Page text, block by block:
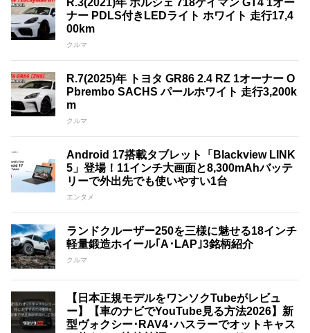
R.3(2021)年 ポルシェ 718ケイマン GT4 1オー
ナー PDLS付きLEDライト ホワイト 走行17,4
00km
クルマ
R.7(2025)年 トヨタ GR86 2.4 RZ 1オーナー O
Pbrembo SACHS パールホワイト 走行3,200k
m
クルマ
Android 17搭載タブレット「Blackview LINK
5」登場！11インチ大画面と8,300mAhバッテ
リーで外出先でも使いやすい1台
エンタメ
ランドクルーザー250を三様に魅せる18インチ
軽量鍛造ホイール｢A･LAP｣3銘柄紹介
クルマ
【日本正規モデルをワンソクTubeがレビュ
ー】【車のナビでYouTube見る方法2026】新
型ヴォクシー･RAV4･ハスラーでオットキャス